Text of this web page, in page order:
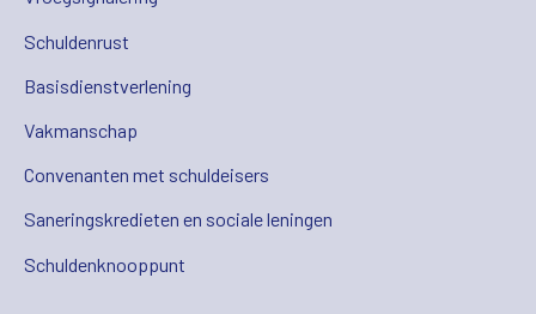
Schuldenrust
Basisdienstverlening
Vakmanschap
Convenanten met schuldeisers
Saneringskredieten en sociale leningen
Schuldenknooppunt